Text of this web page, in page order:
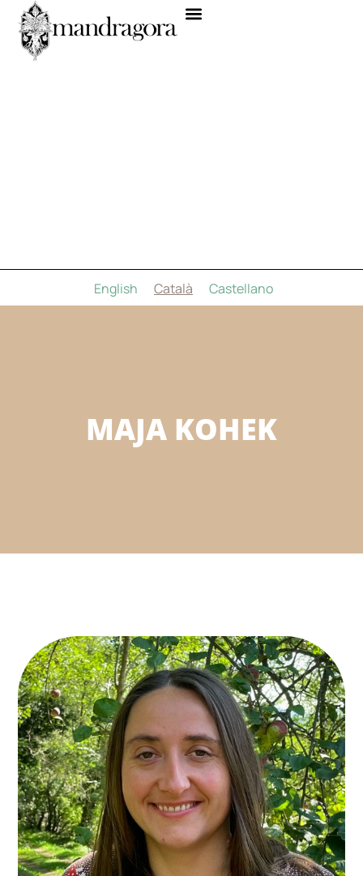
English Català Castellano
MAJA KOHEK